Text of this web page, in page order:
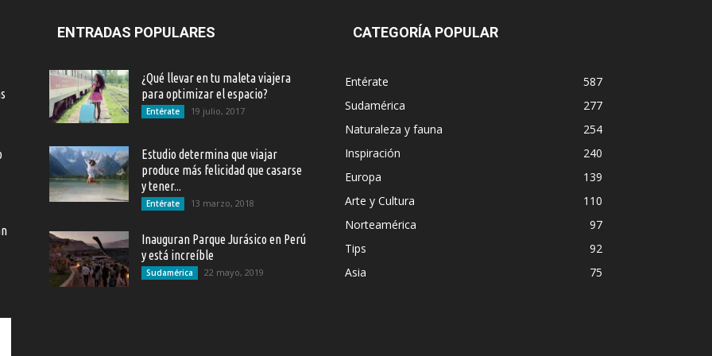
ENTRADAS POPULARES
¿Qué llevar en tu maleta viajera
para optimizar el espacio?
Entérate 19 julio, 2017
Estudio determina que viajar
produce más felicidad que casarse
y tener...
Entérate 13 marzo, 2018
Inauguran Parque Jurásico en Perú
y está increíble
Sudamérica 22 mayo, 2019
CATEGORÍA POPULAR
Entérate
587
Sudamérica
277
Naturaleza y fauna
254
Inspiración
240
Europa
139
Arte y Cultura
110
Norteamérica
97
Tips
92
Asia
75